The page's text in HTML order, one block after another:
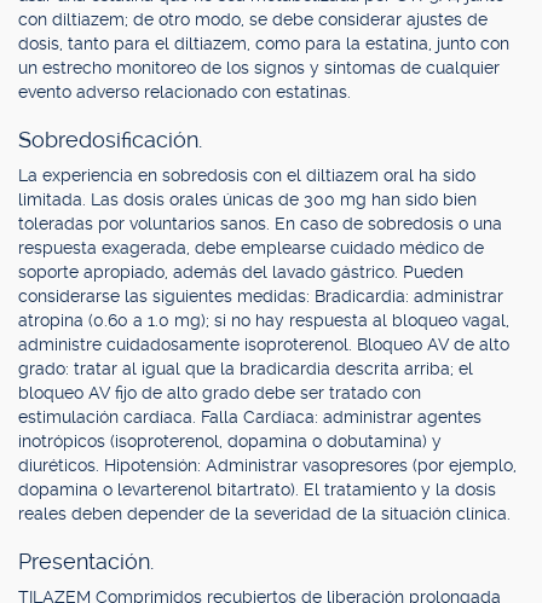
con diltiazem; de otro modo, se debe considerar ajustes de
dosis, tanto para el diltiazem, como para la estatina, junto con
un estrecho monitoreo de los signos y síntomas de cualquier
evento adverso relacionado con estatinas.
Sobredosificación.
La experiencia en sobredosis con el diltiazem oral ha sido
limitada. Las dosis orales únicas de 300 mg han sido bien
toleradas por voluntarios sanos. En caso de sobredosis o una
respuesta exagerada, debe emplearse cuidado médico de
soporte apropiado, además del lavado gástrico. Pueden
considerarse las siguientes medidas: Bradicardia: administrar
atropina (0.60 a 1.0 mg); si no hay respuesta al bloqueo vagal,
administre cuidadosamente isoproterenol. Bloqueo AV de alto
grado: tratar al igual que la bradicardia descrita arriba; el
bloqueo AV fijo de alto grado debe ser tratado con
estimulación cardíaca. Falla Cardíaca: administrar agentes
inotrópicos (isoproterenol, dopamina o dobutamina) y
diuréticos. Hipotensión: Administrar vasopresores (por ejemplo,
dopamina o levarterenol bitartrato). El tratamiento y la dosis
reales deben depender de la severidad de la situación clínica.
Presentación.
TILAZEM Comprimidos recubiertos de liberación prolongada